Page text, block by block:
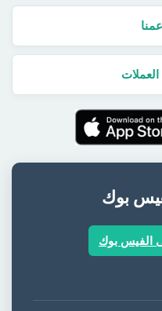
بوك
الفيس بوك